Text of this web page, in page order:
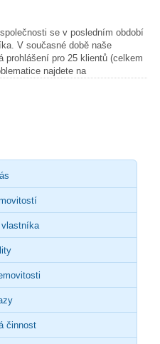
se v posledním období
V současné době naše
prohlášení pro 25 klientů (celkem
najdete na
vlastníka
činnost